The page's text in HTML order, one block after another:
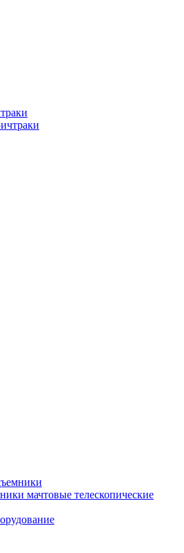
мачтовые телескопические